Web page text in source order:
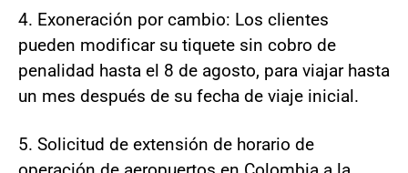
4. Exoneración por cambio: Los clientes
pueden modificar su tiquete sin cobro de
penalidad hasta el 8 de agosto, para viajar hasta
un mes después de su fecha de viaje inicial.
5. Solicitud de extensión de horario de